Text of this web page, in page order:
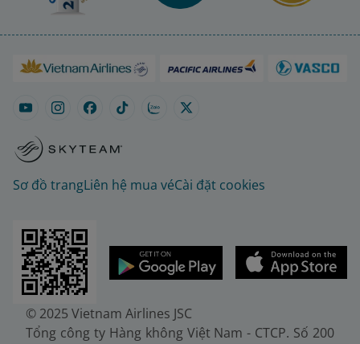
Sơ đồ trangLiên hệ mua véCài đặt cookies
© 2025 Vietnam Airlines JSC
Tổng công ty Hàng không Việt Nam - CTCP. Số 200